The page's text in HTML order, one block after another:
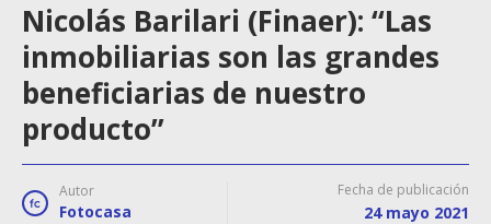
Nicolás Barilari (Finaer): “Las
inmobiliarias son las grandes
beneficiarias de nuestro
producto”
Autor
Fotocasa
Fecha de publicación
24 mayo 2021